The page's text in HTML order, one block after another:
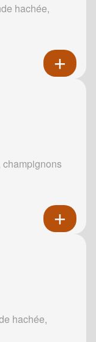
hachée,
champignons
hachée,